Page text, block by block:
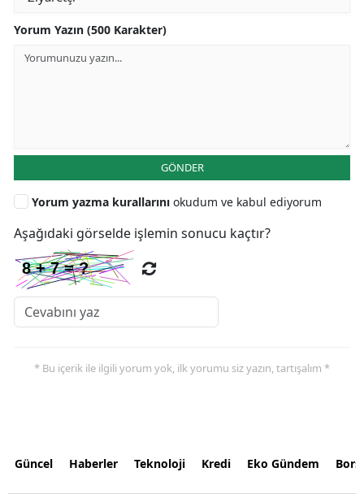
Yorum Yazın (500 Karakter)
GÖNDER
Yorum yazma kurallarını okudum ve kabul ediyorum
Aşağıdaki görselde işlemin sonucu kaçtır?
* Bu içerik ile ilgili yorum yok, ilk yorumu siz yazın, tartışalım *
Güncel Haberler Teknoloji Kredi Eko Gündem